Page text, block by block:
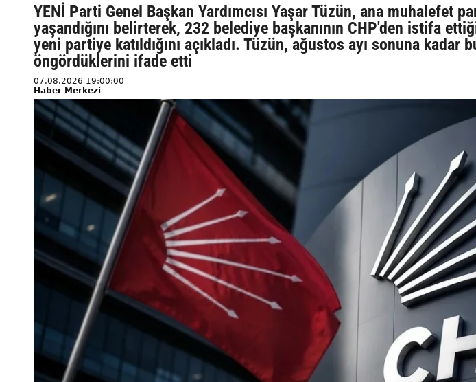
YENİ Parti Genel Başkan Yardımcısı Yaşar Tüzün, ana muhalefet
yaşandığını belirterek, 232 belediye başkanının CHP'den istifa
yeni partiye katıldığını açıkladı. Tüzün, ağustos ayı sonuna kadar
öngördüklerini ifade etti
07.08.2026 19:00:00
Haber Merkezi